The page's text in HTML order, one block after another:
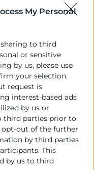
My Personal
to third
or sensitive
by us, please use
your selection.
request is
interest-based ads
by us or
third parties prior to
opt-out of the further
by third parties
This
by us to third
Valencia
la Sostenibilidad
la Pyme.
Officer